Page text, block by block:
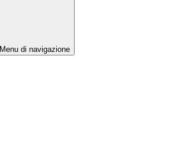
Menu di navigazione